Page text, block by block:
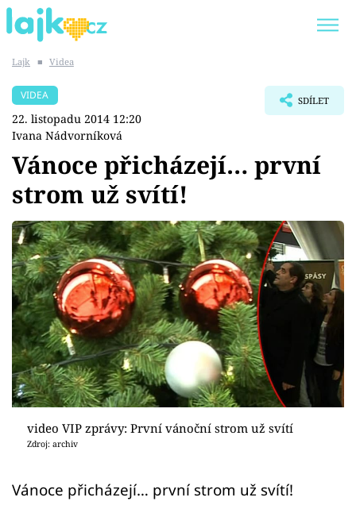
SHOPAHOLICADEL
Témata
Showbyznys
Youtubeři
Virály
Sex a vztahy
Videa
Sledujte prima+
Přihlášení
Lajk ■ Videa
VIDEA
22. listopadu 2014 12:20
Ivana Nádvorníková
SDÍLET
Vánoce přicházejí… první
strom už svítí!
video VIP zprávy: První vánoční strom už svítí
Zdroj: archiv
Vánoce přicházejí… první strom už svítí!